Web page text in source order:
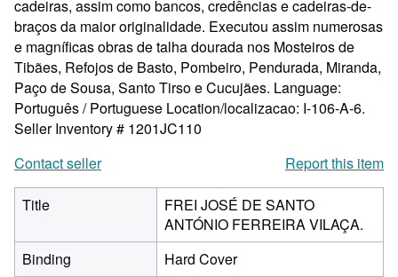
cadeiras, assim como bancos, credências e cadeiras-de-
braços da maior originalidade. Executou assim numerosas
e magníficas obras de talha dourada nos Mosteiros de
Tibães, Refojos de Basto, Pombeiro, Pendurada, Miranda,
Paço de Sousa, Santo Tirso e Cucujães. Language:
Português / Portuguese Location/localizacao: I-106-A-6.
Seller Inventory # 1201JC110
Contact seller
Report this item
Title
FREI JOSÉ DE SANTO
ANTÓNIO FERREIRA VILAÇA.
Binding
Hard Cover